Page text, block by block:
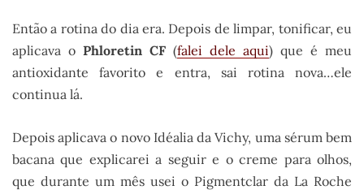
Então a rotina do dia era. Depois de limpar, tonificar, eu
aplicava o Phloretin CF (falei dele aqui) que é meu
antioxidante favorito e entra, sai rotina nova…ele
continua lá.
Depois aplicava o novo Idéalia da Vichy, uma sérum bem
bacana que explicarei a seguir e o creme para olhos,
que durante um mês usei o Pigmentclar da La Roche